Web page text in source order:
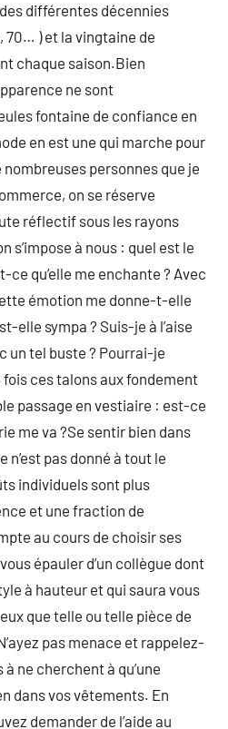
différentes décennies
70… ) et la vingtaine de
chaque saison.Bien
ne sont
fontaine de confiance en
en est une qui marche pour
personnes que je
on se réserve
réflectif sous les rayons
s’impose à nous : quel est le
qu’elle me enchante ? Avec
émotion me donne-t-elle
elle sympa ? Suis-je à l’aise
un tel buste ? Pourrai-je
ces talons aux fondement
passage en vestiaire : est-ce
me va ?Se sentir bien dans
pas donné à tout le
individuels sont plus
et une fraction de
au cours de choisir ses
épauler d’un collègue dont
à hauteur et qui saura vous
que telle ou telle pièce de
pas menace et rappelez-
ne cherchent à qu’une
dans vos vêtements. En
demander de l’aide au